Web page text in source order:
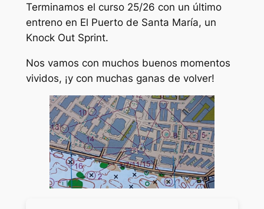
Terminamos el curso 25/26 con un último
entreno en El Puerto de Santa María, un
Knock Out Sprint.
Nos vamos con muchos buenos momentos
vividos, ¡y con muchas ganas de volver!